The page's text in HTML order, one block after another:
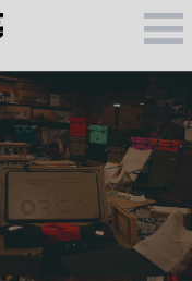
M
U